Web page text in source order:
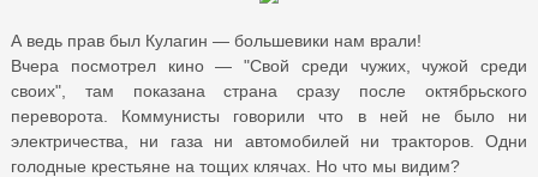
А ведь прав был Кулагин — большевики нам врали!
Вчера посмотрел кино — "Свой среди чужих, чужой среди
своих", там показана страна сразу после октябрьского
переворота. Коммунисты говорили что в ней не было ни
электричества, ни газа ни автомобилей ни тракторов. Одни
голодные крестьяне на тощих клячах. Но что мы видим?